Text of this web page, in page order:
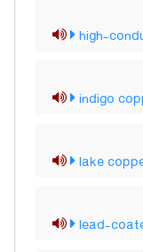
high-
indigo
lake
lead-